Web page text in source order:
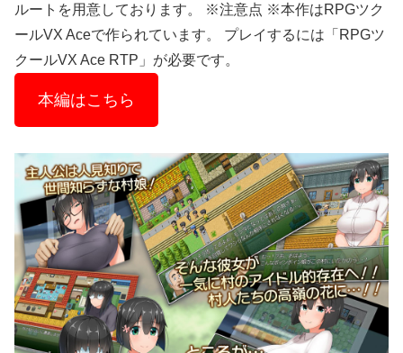
ルートを用意しております。 ※注意点 ※本作はRPGツク
ールVX Aceで作られています。 プレイするには「RPGツ
クールVX Ace RTP」が必要です。
本編はこちら